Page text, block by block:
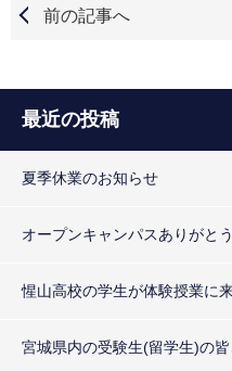
前の記事へ
最近の投稿
夏季休業のお知らせ
オープンキャンパスありがと
惺山高校の学生が体験授業に
宮城県内の受験生(留学生)の